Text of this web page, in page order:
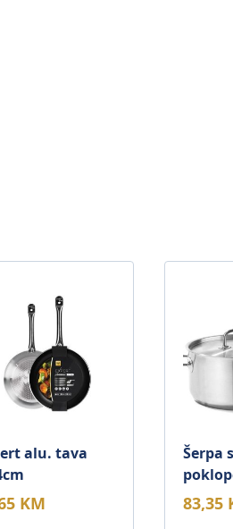
alu. tava
KM
Šerpa
83,35